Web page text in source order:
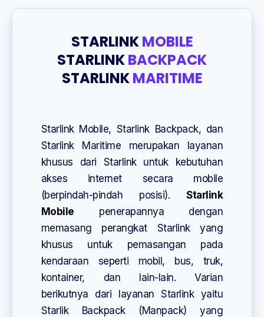
STARLINKMOBILE
STARLINKBACKPACK
STARLINKMARITIME
Starlink Mobile, Starlink Backpack, dan
Starlink Maritime merupakan layanan
khusus dari Starlink untuk kebutuhan
akses internet secara mobile
(berpindah-pindah posisi).Starlink
Mobile penerapannya dengan
memasang perangkat Starlink yang
khusus untuk pemasangan pada
kendaraan seperti mobil, bus, truk,
kontainer, dan lain-lain. Varian
berikutnya dari layanan Starlink yaitu
Starlik Backpack (Manpack) yang